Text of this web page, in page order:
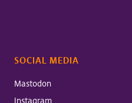
SOCIAL MEDIA
Mastodon
Instagram